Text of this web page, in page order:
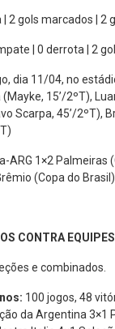
2 gols marcados | 2
| 0 derrota | 2
dia 11/04, no
15’/2ºT),
Scarpa, 45’/2ºT),
ARG 1×2 Palmeiras
(Copa do Brasil).
CONTRA
e combinados.
100 jogos, 48
da Argentina 3×1